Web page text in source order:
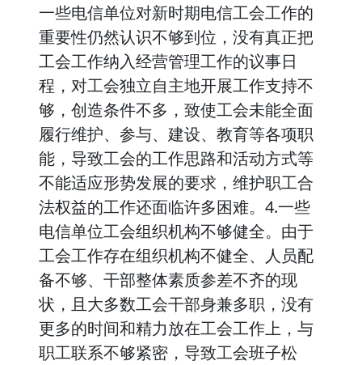
一些电信单位对新时期电信工会工作的
重要性仍然认识不够到位，没有真正把
工会工作纳入经营管理工作的议事日
程，对工会独立自主地开展工作支持不
够，创造条件不多，致使工会未能全面
履行维护、参与、建设、教育等各项职
能，导致工会的工作思路和活动方式等
不能适应形势发展的要求，维护职工合
法权益的工作还面临许多困难。4.一些
电信单位工会组织机构不够健全。由于
工会工作存在组织机构不健全、人员配
备不够、干部整体素质参差不齐的现
状，且大多数工会干部身兼多职，没有
更多的时间和精力放在工会工作上，与
职工联系不够紧密，导致工会班子松